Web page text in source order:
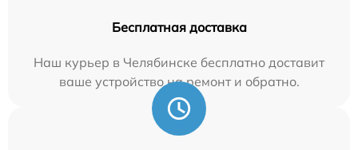
Бесплатная доставка
Наш курьер в Челябинске бесплатно доставит
ваше устройство на ремонт и обратно.